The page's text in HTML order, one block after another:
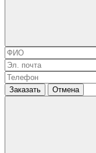
Заказать Отмена